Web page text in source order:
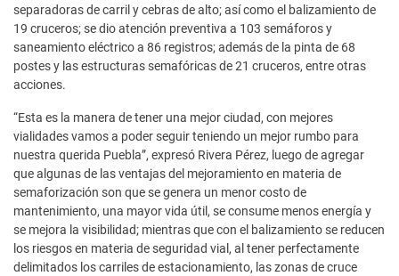
separadoras de carril y cebras de alto; así como el balizamiento de
19 cruceros; se dio atención preventiva a 103 semáforos y
saneamiento eléctrico a 86 registros; además de la pinta de 68
postes y las estructuras semafóricas de 21 cruceros, entre otras
acciones.
“Esta es la manera de tener una mejor ciudad, con mejores
vialidades vamos a poder seguir teniendo un mejor rumbo para
nuestra querida Puebla”, expresó Rivera Pérez, luego de agregar
que algunas de las ventajas del mejoramiento en materia de
semaforización son que se genera un menor costo de
mantenimiento, una mayor vida útil, se consume menos energía y
se mejora la visibilidad; mientras que con el balizamiento se reducen
los riesgos en materia de seguridad vial, al tener perfectamente
delimitados los carriles de estacionamiento, las zonas de cruce